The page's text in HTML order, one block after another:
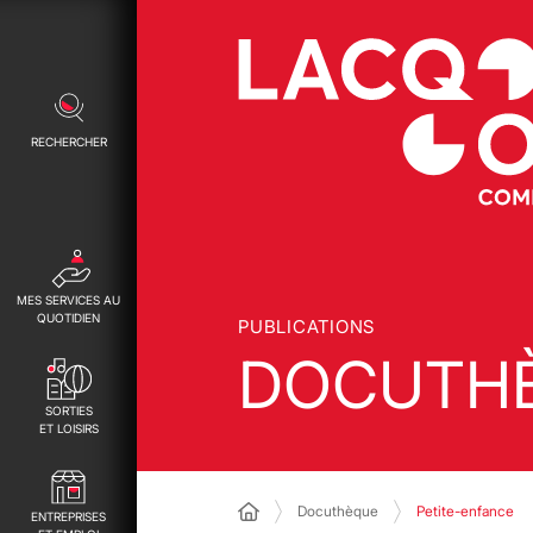
RECHERCHER
MES SERVICES AU
QUOTIDIEN
SORTIES
ET LOISIRS
ENTREPRISES
PUBLICATIONS
Docuthèque Petite-enfance